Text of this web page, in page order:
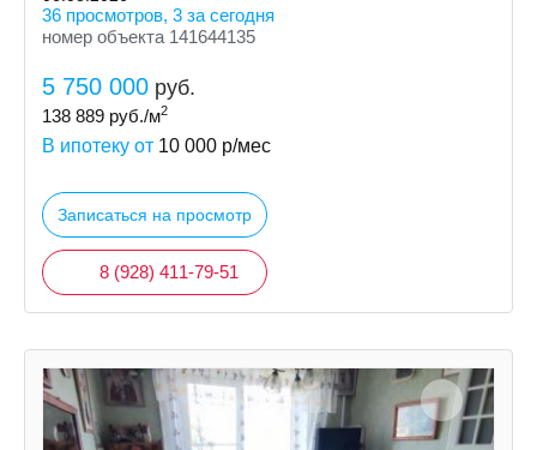
36 просмотров, 3 за сегодня
номер объекта 141644135
5 750 000 руб.
138 889 руб./м2
В ипотеку от 10 000 р/мес
Записаться на просмотр
8 (928) 411-79-51